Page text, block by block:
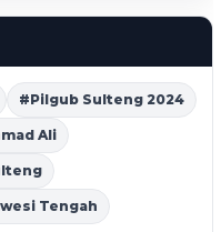
#Pilgub Sulteng 2024
Ali
Tengah